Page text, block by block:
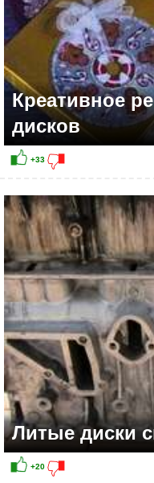
Креативное
дисков
Литые диски